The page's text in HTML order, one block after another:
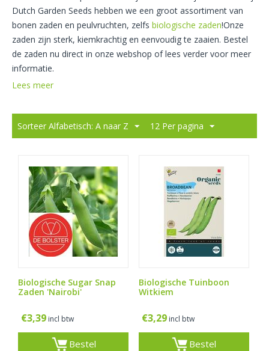
Dutch Garden Seeds hebben we een groot assortiment van
bonen zaden en peulvruchten, zelfs biologische zaden!Onze
zaden zijn sterk, kiemkrachtig en eenvoudig te zaaien. Bestel
de zaden nu direct in onze webshop of lees verder voor meer
informatie.
Lees meer
Sorteer Alfabetisch: A naar Z 12 Per pagina
Biologische Sugar Snap
Zaden 'Nairobi'
€3,39 incl btw
Bestel
Biologische Tuinboon
Witkiem
€3,29 incl btw
Bestel